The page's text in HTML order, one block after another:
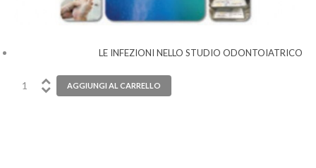
LE INFEZIONI NELLO STUDIO ODONTOIATRICO